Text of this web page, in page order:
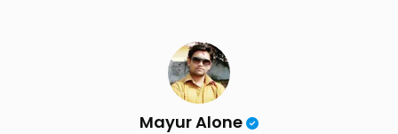
Mayur Alone